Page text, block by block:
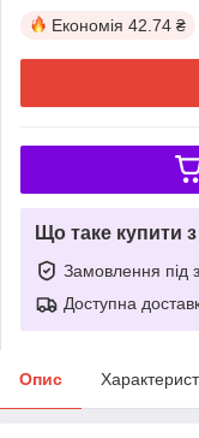
Економія 42.74 ₴
Що таке купити
Замовлення під
Доступна
Опис